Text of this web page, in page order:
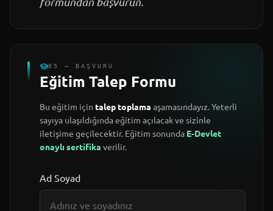
05 — BAŞVURU
Eğitim Talep Formu
Bu eğitim için talep toplama aşamasındayız. Yeterli
sayıya ulaşıldığında eğitim açılacak ve sizinle
iletişime geçilecektir. Eğitim sonunda E-Devlet
onaylı sertifika verilir.
Ad Soyad